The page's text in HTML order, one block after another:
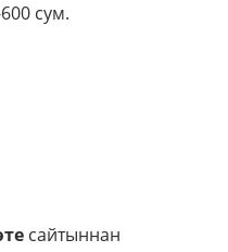
сум.
сайтыннан